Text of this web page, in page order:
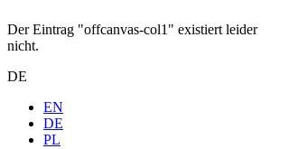
Der Eintrag "offcanvas-col1" existiert leider
nicht.
DE
EN
DE
PL